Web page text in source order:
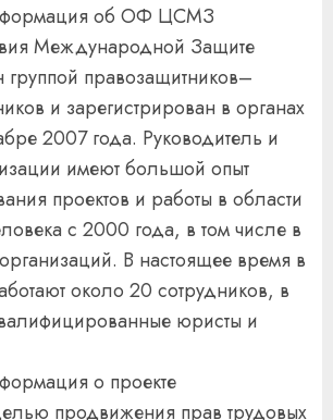
об ОФ ЦСМЗ
Международной Защите
правозащитников–
и зарегистрирован в органах
2007 года. Руководитель и
имеют большой опыт
проектов и работы в области
с 2000 года, в том числе в
В настоящее время в
около 20 сотрудников, в
юристы и
о проекте
продвижения прав трудовых